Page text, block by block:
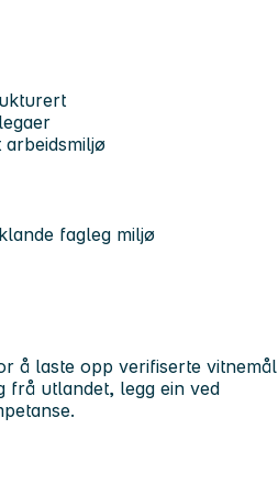
fagleg miljø
å laste opp verifiserte vitnemål
frå utlandet, legg ein ved